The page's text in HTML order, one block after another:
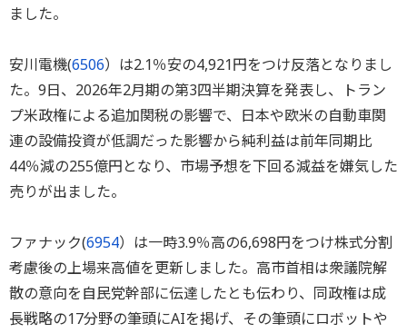
ました。
安川電機(6506）は2.1％安の4,921円をつけ反落となりまし
た。9日、2026年2月期の第3四半期決算を発表し、トラン
プ米政権による追加関税の影響で、日本や欧米の自動車関
連の設備投資が低調だった影響から純利益は前年同期比
44％減の255億円となり、市場予想を下回る減益を嫌気した
売りが出ました。
ファナック(6954）は一時3.9％高の6,698円をつけ株式分割
考慮後の上場来高値を更新しました。高市首相は衆議院解
散の意向を自民党幹部に伝達したとも伝わり、同政権は成
長戦略の17分野の筆頭にAIを掲げ、その筆頭にロボットや